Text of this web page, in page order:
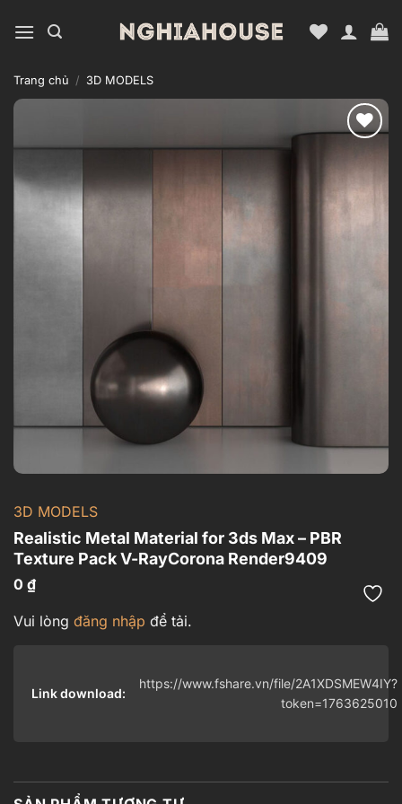
qua
dung
Trang chủ / 3D MODELS
Add to
wishlist
3D MODELS
Realistic Metal Material for 3ds Max – PBR
Texture Pack V-RayCorona Render9409
0 ₫
Vui lòng đăng nhập để tải.
Link download:
https://www.fshare.vn/file/2A1XDSMEW4IY?
token=1763625010